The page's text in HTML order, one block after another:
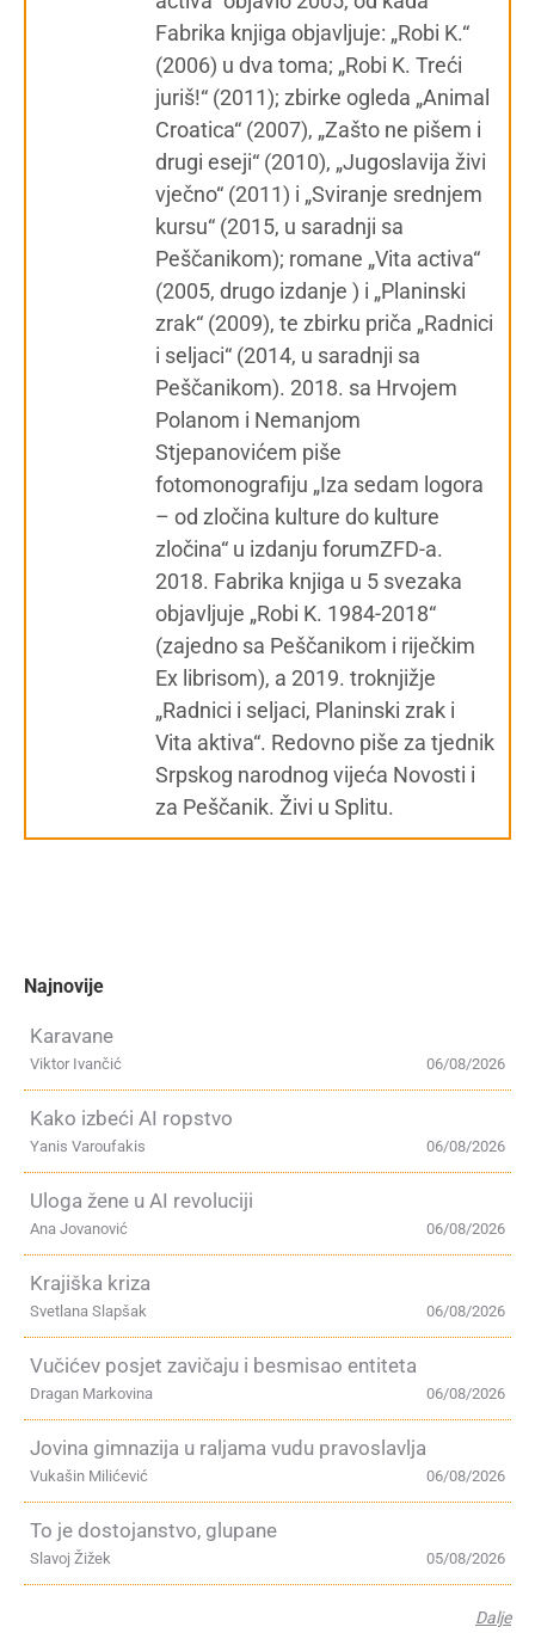
Fabrika knjiga objavljuje: „Robi K.“
(2006) u dva toma; „Robi K. Treći
juriš!“ (2011); zbirke ogleda „Animal
Croatica“ (2007), „Zašto ne pišem i
drugi eseji“ (2010), „Jugoslavija živi
vječno“ (2011) i „Sviranje srednjem
kursu“ (2015, u saradnji sa
Peščanikom); romane „Vita activa“
(2005, drugo izdanje ) i „Planinski
zrak“ (2009), te zbirku priča „Radnici
i seljaci“ (2014, u saradnji sa
Peščanikom). 2018. sa Hrvojem
Polanom i Nemanjom
Stjepanovićem piše
fotomonografiju „Iza sedam logora
– od zločina kulture do kulture
zločina“ u izdanju forumZFD-a.
2018. Fabrika knjiga u 5 svezaka
objavljuje „Robi K. 1984-2018“
(zajedno sa Peščanikom i riječkim
Ex librisom), a 2019. troknjižje
„Radnici i seljaci, Planinski zrak i
Vita aktiva“. Redovno piše za tjednik
Srpskog narodnog vijeća Novosti i
za Peščanik. Živi u Splitu.
Najnovije
Karavane
06/08/2026
Viktor Ivančić
Kako izbeći AI ropstvo
06/08/2026
Yanis Varoufakis
Uloga žene u AI revoluciji
06/08/2026
Ana Jovanović
Krajiška kriza
06/08/2026
Svetlana Slapšak
Vučićev posjet zavičaju i besmisao entiteta
06/08/2026
Dragan Markovina
Jovina gimnazija u raljama vudu pravoslavlja
06/08/2026
Vukašin Milićević
To je dostojanstvo, glupane
05/08/2026
Slavoj Žižek
Dalje